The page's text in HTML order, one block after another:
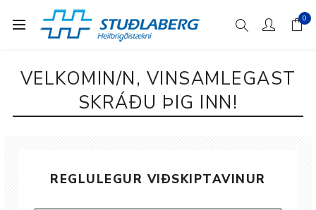
0
VELKOMIN/N, VINSAMLEGAST
SKRÁÐU ÞIG INN!
REGLULEGUR VIÐSKIPTAVINUR